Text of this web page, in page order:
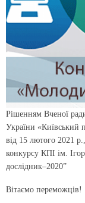
Рішенням Вченої
України «Київський
від 15 лютого 2021
конкурсу КПІ ім.
дослідник–2020”
Вітаємо переможців!